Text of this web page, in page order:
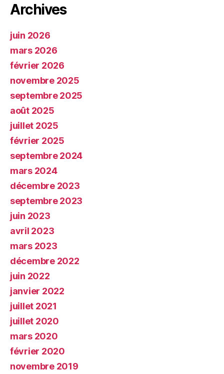
Archives
juin 2026
mars 2026
février 2026
novembre 2025
septembre 2025
août 2025
juillet 2025
février 2025
septembre 2024
mars 2024
décembre 2023
septembre 2023
juin 2023
avril 2023
mars 2023
décembre 2022
juin 2022
janvier 2022
juillet 2021
juillet 2020
mars 2020
février 2020
novembre 2019